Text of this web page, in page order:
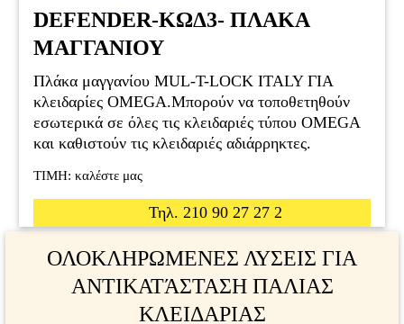
DEFENDER-ΚΩΔ3- ΠΛΑΚΑ
ΜΑΓΓΑΝΙΟΥ
Πλάκα μαγγανίου MUL-T-LOCK ITALY ΓΙΑ
κλειδαρίες OMEGA.Μπορούν να τοποθετηθούν
εσωτερικά σε όλες τις κλειδαριές τύπου OMEGA
και καθιστούν τις κλειδαριές αδιάρρηκτες.
ΤΙΜΗ: καλέστε μας
Τηλ. 210 90 27 27 2
ΟΛΟΚΛΗΡΩΜΕΝΕΣ ΛΥΣΕΙΣ ΓΙΑ
ΑΝΤΙΚΑΤΆΣΤΑΣΗ ΠΑΛΙΑΣ
ΚΛΕΙΔΑΡΙΑΣ